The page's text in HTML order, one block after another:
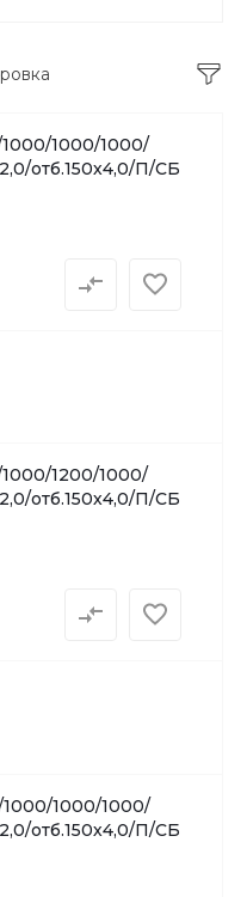
1000/1000/
отб.150х4,0/П/СБ
1200/1000/
отб.150х4,0/П/СБ
1000/1000/
отб.150х4,0/П/СБ